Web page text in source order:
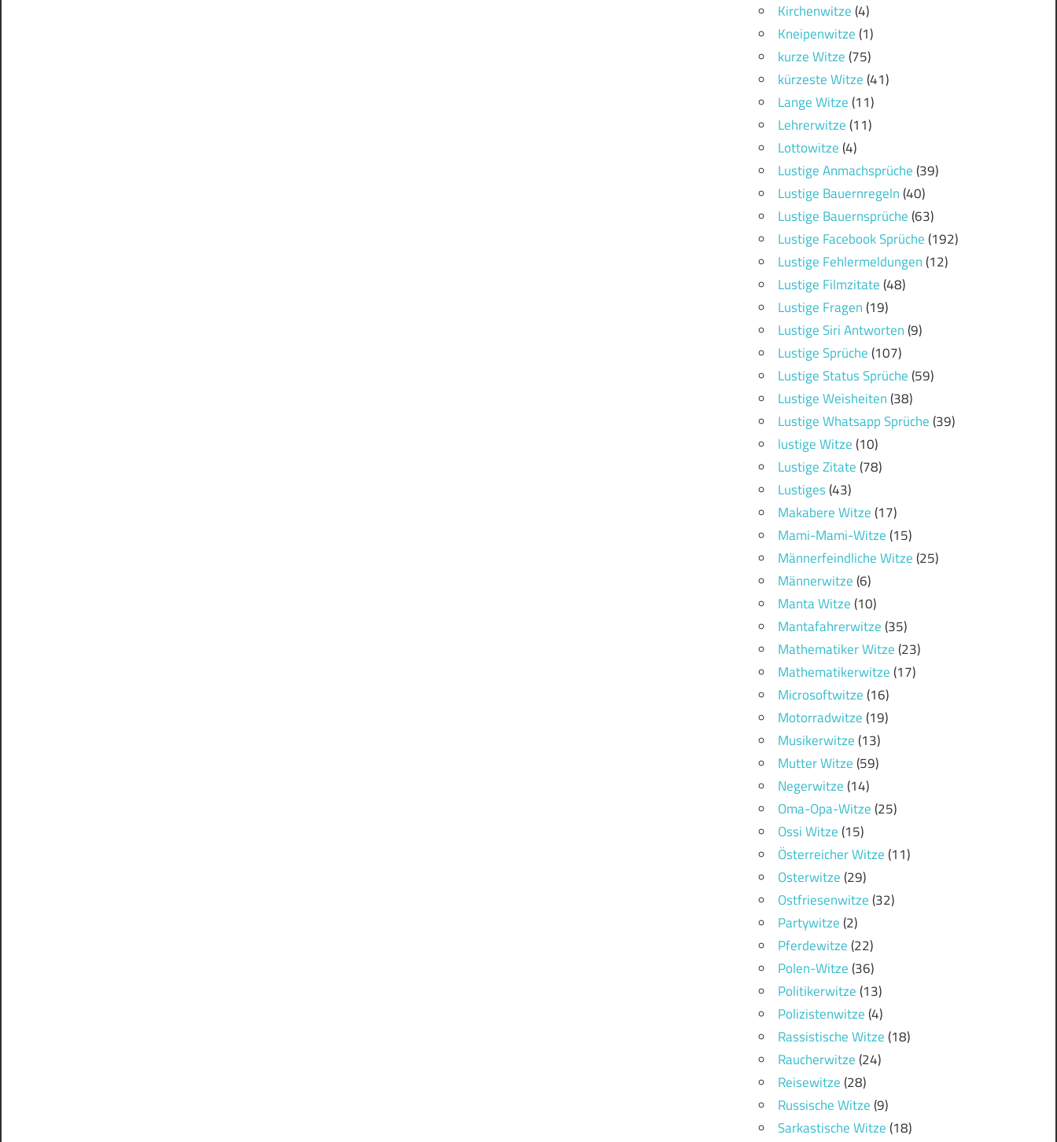
Kirchenwitze(4)
Kneipenwitze(1)
kurze Witze(75)
kürzeste Witze(41)
Lange Witze(11)
Lehrerwitze(11)
Lottowitze(4)
Lustige Anmachsprüche(39)
Lustige Bauernregeln(40)
Lustige Bauernsprüche(63)
Lustige Facebook Sprüche(192)
Lustige Fehlermeldungen(12)
Lustige Filmzitate(48)
Lustige Fragen(19)
Lustige Siri Antworten(9)
Lustige Sprüche(107)
Lustige Status Sprüche(59)
Lustige Weisheiten(38)
Lustige Whatsapp Sprüche(39)
lustige Witze(10)
Lustige Zitate(78)
Lustiges(43)
Makabere Witze(17)
Mami-Mami-Witze(15)
Männerfeindliche Witze(25)
Männerwitze(6)
Manta Witze(10)
Mantafahrerwitze(35)
Mathematiker Witze(23)
Mathematikerwitze(17)
Microsoftwitze(16)
Motorradwitze(19)
Musikerwitze(13)
Mutter Witze(59)
Negerwitze(14)
Oma-Opa-Witze(25)
Ossi Witze(15)
Österreicher Witze(11)
Osterwitze(29)
Ostfriesenwitze(32)
Partywitze(2)
Pferdewitze(22)
Polen-Witze(36)
Politikerwitze(13)
Polizistenwitze(4)
Rassistische Witze(18)
Raucherwitze(24)
Reisewitze(28)
Russische Witze(9)
Sarkastische Witze(18)